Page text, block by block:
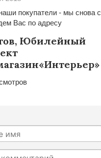
покупатели - мы снова с
Вас по адресу
Юбилейный